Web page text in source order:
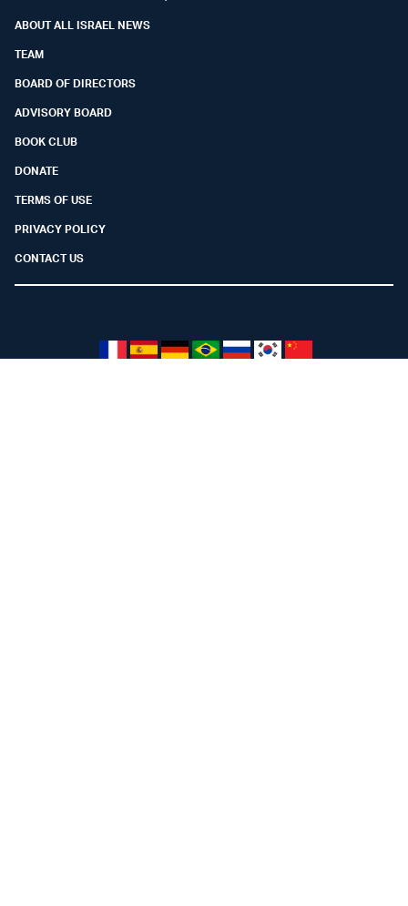
ABOUT ALL ISRAEL NEWS
TEAM
BOARD OF DIRECTORS
ADVISORY BOARD
BOOK CLUB
DONATE
TERMS OF USE
PRIVACY POLICY
CONTACT US